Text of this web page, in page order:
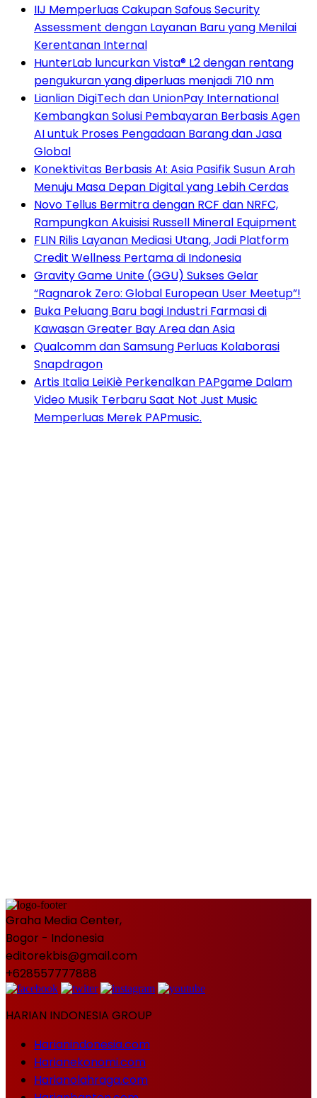
IIJ Memperluas Cakupan Safous Security
Assessment dengan Layanan Baru yang Menilai
Kerentanan Internal
HunterLab luncurkan Vista® L2 dengan rentang
pengukuran yang diperluas menjadi 710 nm
Lianlian DigiTech dan UnionPay International
Kembangkan Solusi Pembayaran Berbasis Agen
AI untuk Proses Pengadaan Barang dan Jasa
Global
Konektivitas Berbasis AI: Asia Pasifik Susun Arah
Menuju Masa Depan Digital yang Lebih Cerdas
Novo Tellus Bermitra dengan RCF dan NRFC,
Rampungkan Akuisisi Russell Mineral Equipment
FLIN Rilis Layanan Mediasi Utang, Jadi Platform
Credit Wellness Pertama di Indonesia
Gravity Game Unite (GGU) Sukses Gelar
“Ragnarok Zero: Global European User Meetup”!
Buka Peluang Baru bagi Industri Farmasi di
Kawasan Greater Bay Area dan Asia
Qualcomm dan Samsung Perluas Kolaborasi
Snapdragon
Artis Italia LeiKiè Perkenalkan PAPgame Dalam
Video Musik Terbaru Saat Not Just Music
Memperluas Merek PAPmusic.
Graha Media Center,
Bogor - Indonesia
editorekbis@gmail.com
+628557777888
HARIAN INDONESIA GROUP
Harianindonesia.com
Harianekonomi.com
Harianolahraga.com